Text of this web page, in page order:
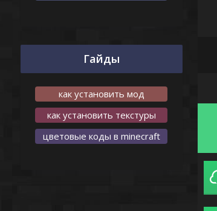
Гайды
как установить мод
как установить текстуры
цветовые коды в minecraft